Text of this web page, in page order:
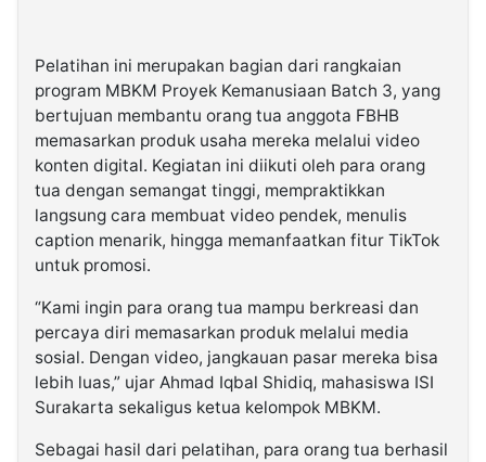
Pelatihan ini merupakan bagian dari rangkaian
program MBKM Proyek Kemanusiaan Batch 3, yang
bertujuan membantu orang tua anggota FBHB
memasarkan produk usaha mereka melalui video
konten digital. Kegiatan ini diikuti oleh para orang
tua dengan semangat tinggi, mempraktikkan
langsung cara membuat video pendek, menulis
caption menarik, hingga memanfaatkan fitur TikTok
untuk promosi.
“Kami ingin para orang tua mampu berkreasi dan
percaya diri memasarkan produk melalui media
sosial. Dengan video, jangkauan pasar mereka bisa
lebih luas,” ujar Ahmad Iqbal Shidiq, mahasiswa ISI
Surakarta sekaligus ketua kelompok MBKM.
Sebagai hasil dari pelatihan, para orang tua berhasil